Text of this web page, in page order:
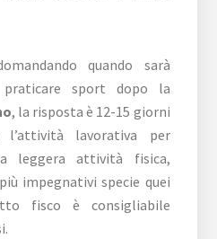
quando sarà
sport dopo la
, la risposta è 12-15 giorni
lavorativa per
leggera attività fisica,
impegnativi specie quei
fisco è consigliabile